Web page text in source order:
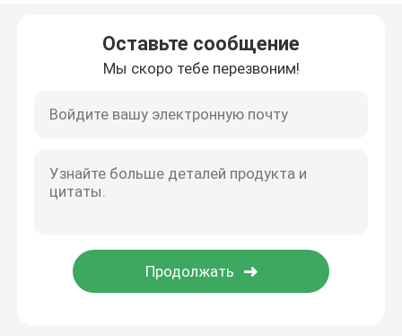
Оставьте сообщение
Мы скоро тебе перезвоним!